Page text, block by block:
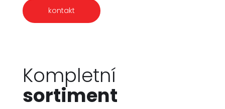
kontakt
Kompletní
sortiment